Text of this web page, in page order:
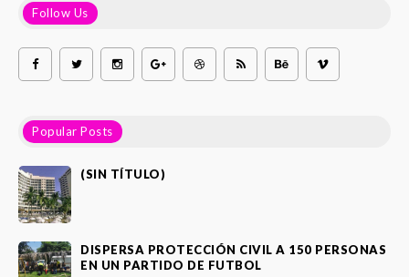
Follow Us
Popular Posts
(SIN TÍTULO)
DISPERSA PROTECCIÓN CIVIL A 150 PERSONAS
EN UN PARTIDO DE FUTBOL